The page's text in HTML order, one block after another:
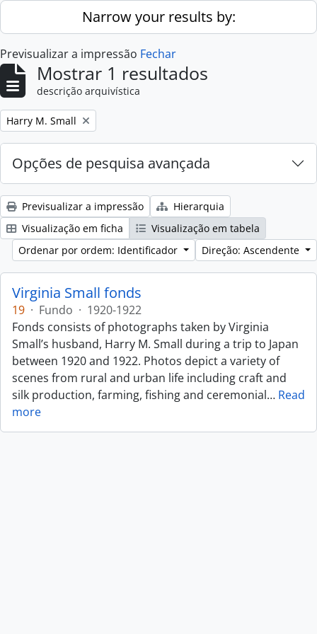
Skip to main contentNarrow your results by:
Previsualizar a impressão Fechar
Mostrar 1 resultados
descrição arquivística
Remove filter:
Harry M. Small
Opções de pesquisa avançada
Previsualizar a impressão
Hierarquia
Visualização em ficha
Visualização em tabela
Ordenar por ordem: Identificador
Direção: Ascendente
Virginia Small fonds
19 · Fundo · 1920-1922
Fonds consists of photographs taken by Virginia
Small’s husband, Harry M. Small during a trip to Japan
between 1920 and 1922. Photos depict a variety of
scenes from rural and urban life including craft and
silk production, farming, fishing and ceremonial… Read
more